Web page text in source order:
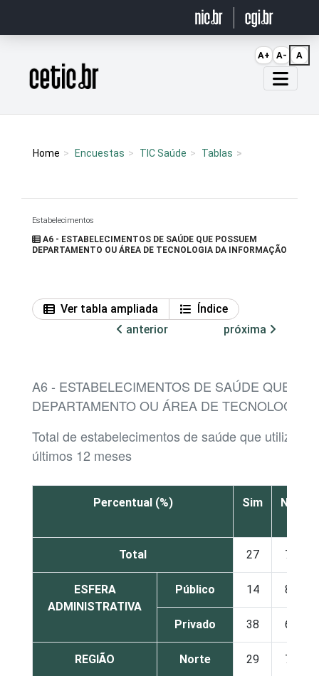
Página inicial
Home Encuestas TIC Saúde Tablas
Estabelecimentos
A6 - ESTABELECIMENTOS DE SAÚDE QUE POSSUEM
DEPARTAMENTO OU ÁREA DE TECNOLOGIA DA INFORMAÇÃO
Ver tabla ampliada
Índice
anterior
próxima
A6 - ESTABELECIMENTOS DE SAÚDE QUE
DEPARTAMENTO OU ÁREA DE TECNOLOGIA
Total de estabelecimentos de saúde que
últimos 12 meses
Percentual (%) Sim Não
Total 27 72
ESFERA
ADMINISTRATIVA
Público 14 85
Privado 38 62
REGIÃO Norte 29 70
A+ A- A